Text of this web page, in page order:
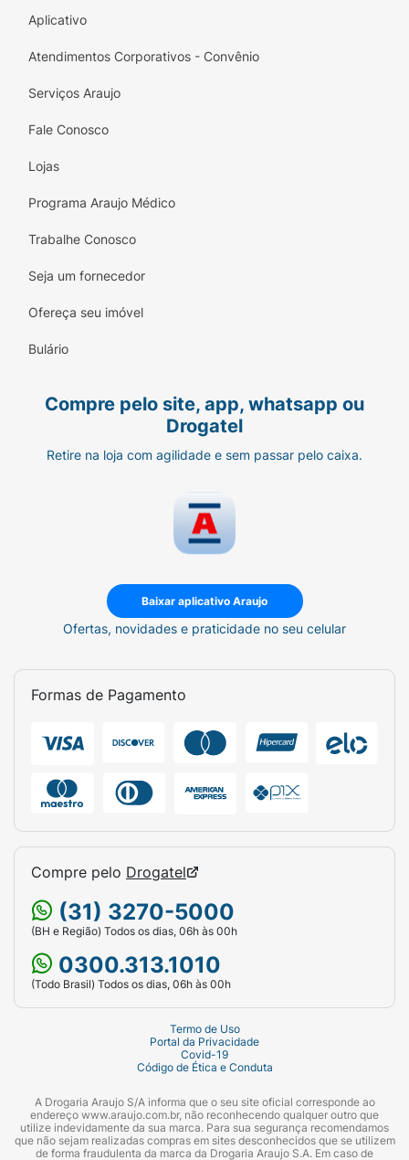
agentes hidratantes!
GB é a marca pioneira no lançamento da
versão AEROSOL
BRASIL!
Aplicativo
Atendimentos Corporativos - Convênio
Serviços Araujo
Fale Conosco
Lojas
Programa Araujo Médico
Trabalhe Conosco
Seja um fornecedor
Ofereça seu imóvel
Bulário
Compre pelo site, app, whatsapp ou
Drogatel
Retire na loja com agilidade e sem passar pelo caixa.
Baixar aplicativo Araujo
Ofertas, novidades e praticidade no seu celular
Formas de Pagamento
Compre pelo Drogatel
(31) 3270-5000
(BH e Região) Todos os dias, 06h às 00h
0300.313.1010
(Todo Brasil) Todos os dias, 06h às 00h
Termo de Uso
Portal da Privacidade
Covid-19
Código de Ética e Conduta
A Drogaria Araujo S/A informa que o seu site oficial corresponde ao
endereço www.araujo.com.br, não reconhecendo qualquer outro que
utilize indevidamente da sua marca. Para sua segurança recomendamos
que não sejam realizadas compras em sites desconhecidos que se utilizem
de forma fraudulenta da marca da Drogaria Araujo S.A. Em caso de